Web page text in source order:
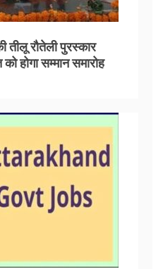
तीलू रौतेली पुरस्कार
होगा सम्मान समारोह